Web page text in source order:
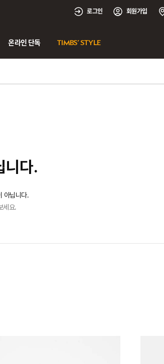
로그인 회원가입
온라인 단독 TIMBS’ STYLE
니다.
아닙니다.
세요.